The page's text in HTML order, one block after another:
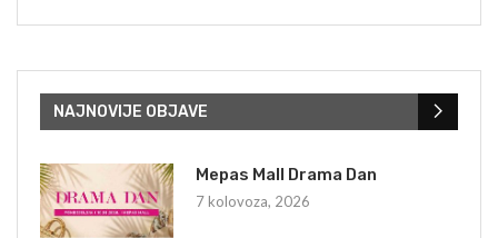
NAJNOVIJE OBJAVE
Mepas Mall Drama Dan
7 kolovoza, 2026